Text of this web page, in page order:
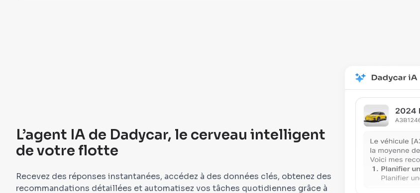
L’agent IA de Dadycar, le cerveau intelligent
de votre flotte
Recevez des réponses instantanées, accédez à des données clés, obtenez des
recommandations détaillées et automatisez vos tâches quotidiennes grâce à